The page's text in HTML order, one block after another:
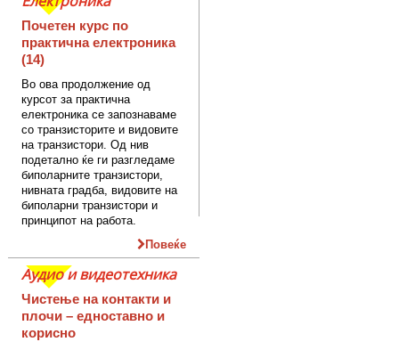
Почетен курс по
практична електроника
(14)
Во ова продолжение од
курсот за практична
електроника се запознаваме
со транзисторите и видовите
на транзистори. Од нив
подетално ќе ги разгледаме
биполарните транзистори,
нивната градба, видовите на
биполарни транзистори и
принципот на работа.
Повеќе
Аудио и видеотехника
Чистење на контакти и
плочи – едноставно и
корисно